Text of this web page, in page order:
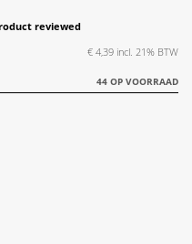
reviewed
€ 4,39
44 OP VOORRAAD